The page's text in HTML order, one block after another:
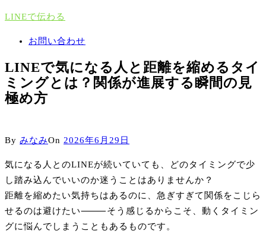
Skip
content
LINEで伝わる
お問い合わせ
LINEで気になる人と距離を縮めるタイ
ミングとは？関係が進展する瞬間の見
極め方
By みなみOn 2026年6月29日
気になる人とのLINEが続いていても、どのタイミングで少
し踏み込んでいいのか迷うことはありませんか？
距離を縮めたい気持ちはあるのに、急ぎすぎて関係をこじら
せるのは避けたい⸻そう感じるからこそ、動くタイミン
グに悩んでしまうこともあるものです。